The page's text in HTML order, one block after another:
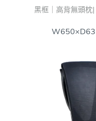
黑框｜高背無頭枕